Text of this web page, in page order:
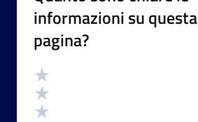
informazioni su questa
pagina?
Valutazione